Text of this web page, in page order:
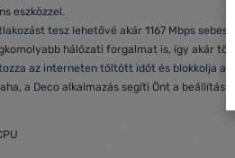
eszközzel.
tesz lehetővé akár 1167 Mbps
hálózati forgalmat is, így akár
az interneten töltött időt és blokkolja a
a Deco alkalmazás segíti Önt a